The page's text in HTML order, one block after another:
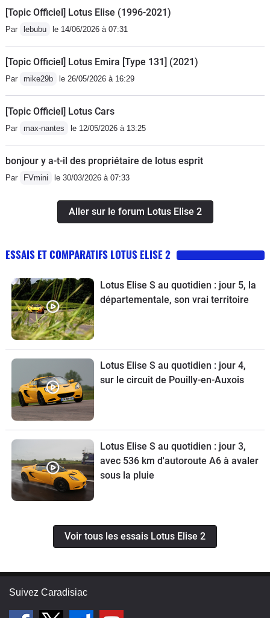
[Topic Officiel] Lotus Elise (1996-2021)
Par lebubu le 14/06/2026 à 07:31
[Topic Officiel] Lotus Emira [Type 131] (2021)
Par mike29b le 26/05/2026 à 16:29
[Topic Officiel] Lotus Cars
Par max-nantes le 12/05/2026 à 13:25
bonjour y a-t-il des propriétaire de lotus esprit
Par FVmini le 30/03/2026 à 07:33
Aller sur le forum Lotus Elise 2
ESSAIS ET COMPARATIFS LOTUS ELISE 2
Lotus Elise S au quotidien : jour 5, la
départementale, son vrai territoire
Lotus Elise S au quotidien : jour 4,
sur le circuit de Pouilly-en-Auxois
Lotus Elise S au quotidien : jour 3,
avec 536 km d'autoroute A6 à avaler
sous la pluie
Voir tous les essais Lotus Elise 2
Suivez Caradisiac